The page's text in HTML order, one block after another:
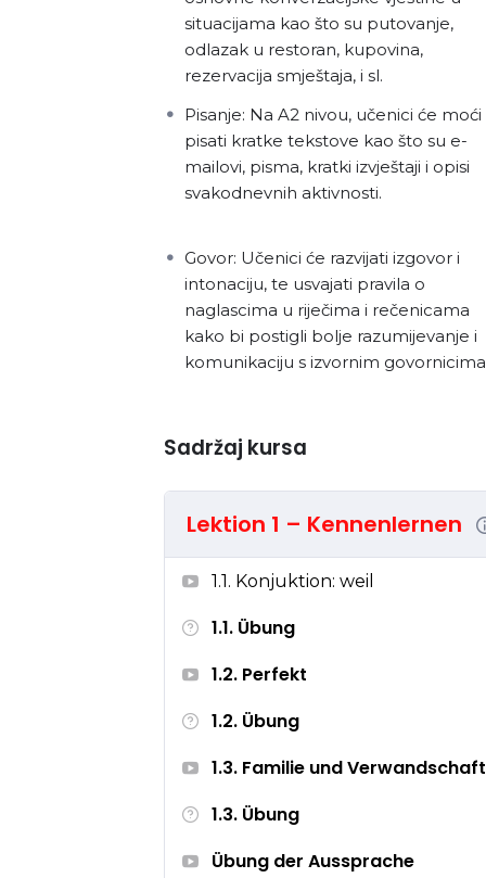
situacijama kao što su putovanje,
odlazak u restoran, kupovina,
rezervacija smještaja, i sl.
Pisanje: Na A2 nivou, učenici će moći
pisati kratke tekstove kao što su e-
mailovi, pisma, kratki izvještaji i opisi
svakodnevnih aktivnosti.
Govor: Učenici će razvijati izgovor i
intonaciju, te usvajati pravila o
naglascima u riječima i rečenicama
kako bi postigli bolje razumijevanje i
komunikaciju s izvornim
Sadržaj kursa
Lektion 1 – Kennenlernen
1.1. Konjuktion: weil
1.1. Übung
1.2. Perfekt
1.2. Übung
1.3. Familie und Verwandschaft
1.3. Übung
Übung der Aussprache